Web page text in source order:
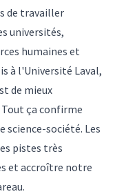
de travailler
universités,
humaines et
à l'Université Laval,
de mieux
ça confirme
science-société. Les
pistes très
et accroître notre